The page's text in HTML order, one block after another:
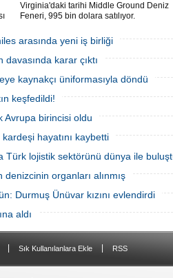
bir
Virginia'daki tarihi Middle Ground Deniz
Feneri, 995 bin dolara satılıyor.
üretebilen bir yaşam alanına
dönüştürüldü.
arasında yeni iş birliği
davasında karar çıktı
kaynakçı üniformasıyla döndü
keşfedildi!
Avrupa birincisi oldu
hayatını kaybetti
Türk lojistik sektörünü dünya ile
organları alınmış
Durmuş Ünüvar kızını evlendirdi
aldı
Sık Kullanılanlara Ekle RSS